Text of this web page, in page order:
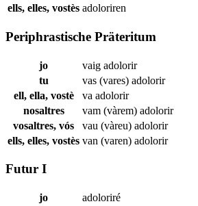
ells, elles, vostès adoloriren
Periphrastische Präteritum
jo vaig adolorir
tu
vas (vares) adolorir
ell, ella, vostè
va adolorir
nosaltres
vam (vàrem) adolorir
vosaltres, vós
vau (vàreu) adolorir
ells, elles, vostès van (varen) adolorir
Futur I
jo
adoloriré